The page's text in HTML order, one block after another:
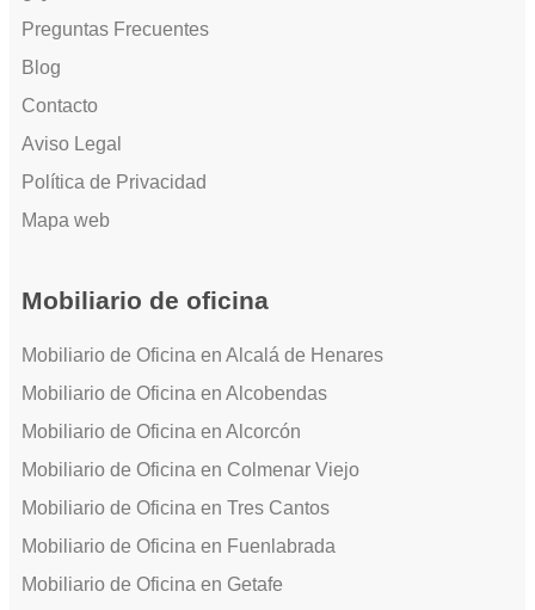
Preguntas Frecuentes
Blog
Contacto
Aviso Legal
Política de Privacidad
Mapa web
Mobiliario de oficina
Mobiliario de Oficina en Alcalá de Henares
Mobiliario de Oficina en Alcobendas
Mobiliario de Oficina en Alcorcón
Mobiliario de Oficina en Colmenar Viejo
Mobiliario de Oficina en Tres Cantos
Mobiliario de Oficina en Fuenlabrada
Mobiliario de Oficina en Getafe